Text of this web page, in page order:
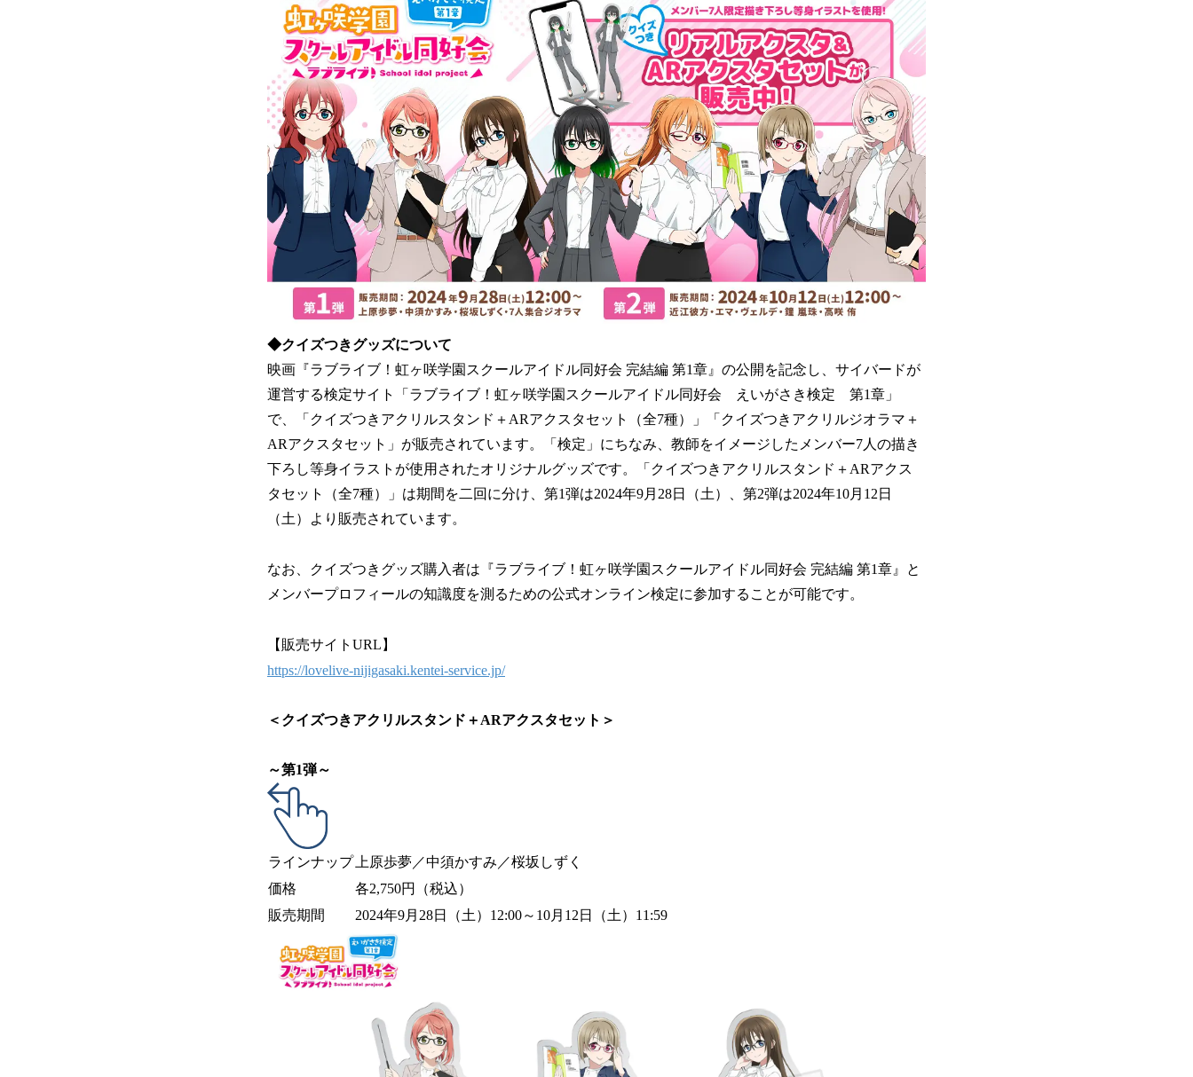
◆クイズつきグッズについて
映画『ラブライブ！虹ヶ咲学園スクールアイドル同好会 完結編 第1章』の公開を記念し、サイバードが
運営する検定サイト「ラブライブ！虹ヶ咲学園スクールアイドル同好会 えいがさき検定 第1章」
で、「クイズつきアクリルスタンド＋ARアクスタセット（全7種）」「クイズつきアクリルジオラマ＋
ARアクスタセット」が販売されています。「検定」にちなみ、教師をイメージしたメンバー7人の描き
下ろし等身イラストが使用されたオリジナルグッズです。「クイズつきアクリルスタンド＋ARアクス
タセット（全7種）」は期間を二回に分け、第1弾は2024年9月28日（土）、第2弾は2024年10月12日
（土）より販売されています。
なお、クイズつきグッズ購入者は『ラブライブ！虹ヶ咲学園スクールアイドル同好会 完結編 第1章』と
メンバープロフィールの知識度を測るための公式オンライン検定に参加することが可能です。
【販売サイトURL】
https://lovelive-nijigasaki.kentei-service.jp/
＜クイズつきアクリルスタンド＋ARアクスタセット＞
～第1弾～
ラインナップ 上原歩夢／中須かすみ／桜坂しずく
価格
各2,750円（税込）
販売期間
2024年9月28日（土）12:00～10月12日（土）11:59